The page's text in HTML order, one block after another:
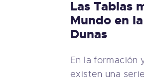
Las Tablas
Mundo en
Dunas
En la formación
existen una